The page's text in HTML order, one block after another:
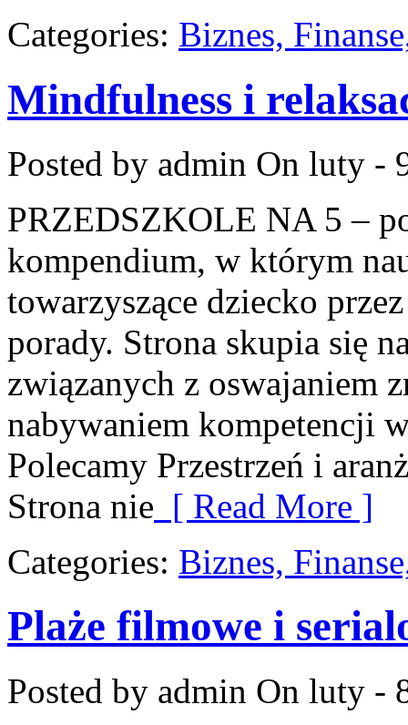
Categories: Biznes,
Mindfulness i
Posted by admin On luty -
PRZEDSZKOLE NA 5 –
kompendium, w którym
towarzyszące dziecko
porady. Strona skupia się
związanych z oswajaniem
nabywaniem kompetencji
Polecamy Przestrzeń i
Strona nie [ Read More ]
Categories: Biznes,
Plaże filmowe i
Posted by admin On luty -